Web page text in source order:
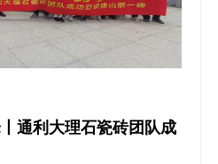
通利大理石瓷砖团队成